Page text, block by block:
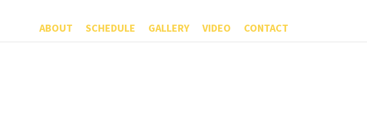
ABOUT SCHEDULE GALLERY VIDEO CONTACT